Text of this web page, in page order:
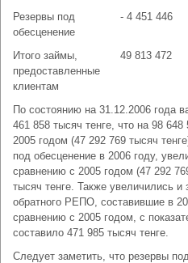
Резервы под
обесценение
- 4 451 446
Итого займы,
предоставленные
клиентам
49 813 472
По состоянию на 31.12.2006 года
461 858 тысяч тенге, что на 98
2005 годом (47 292 769 тысяч
под обесценение в 2006 году,
сравнению с 2005 годом (47 292
тысяч тенге. Также увеличились
обратного РЕПО, составившие в
сравнению с 2005 годом, с
составило 471 985 тысяч тенге.
Следует заметить, что резервы